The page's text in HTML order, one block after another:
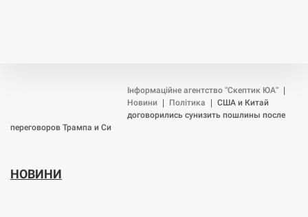
Інформаційне агентство "Скептик ЮА"
Новини
Політика
США и Китай
договорились сунизить пошлины после
переговоров Трампа и Си
НОВИНИ